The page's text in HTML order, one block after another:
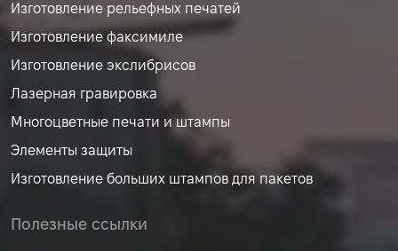
Изготовление рельефных печатей
Изготовление факсимиле
Изготовление экслибрисов
Лазерная гравировка
Многоцветные печати и штампы
Элементы защиты
Изготовление больших штампов для пакетов
Полезные ссылки